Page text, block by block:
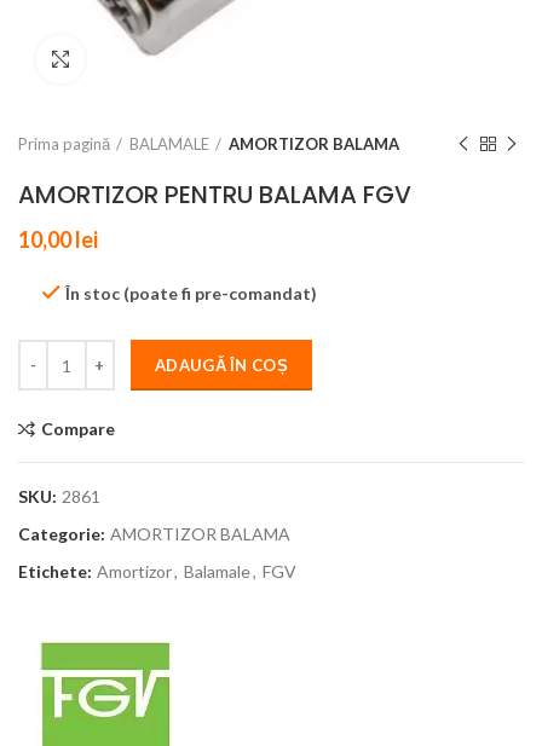
Click to enlarge
Prima pagină BALAMALE AMORTIZOR BALAMA
AMORTIZOR PENTRU BALAMA FGV
10,00lei
În stoc (poate fi pre-comandat)
ADAUGĂ ÎN COȘ
Compare
SKU: 2861
Categorie: AMORTIZOR BALAMA
Etichete: Amortizor, Balamale, FGV